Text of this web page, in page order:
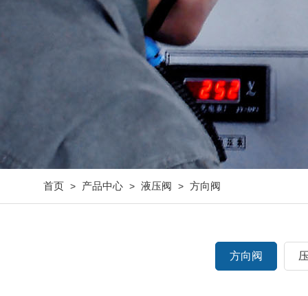
首页 > 产品中心 > 液压阀 > 方向阀
方向阀